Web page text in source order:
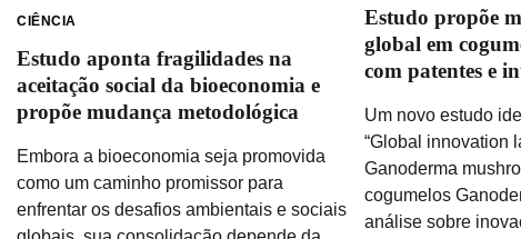
CIÊNCIA
Estudo aponta fragilidades na
aceitação social da bioeconomia e
propõe mudança metodológica
Embora a bioeconomia seja promovida
como um caminho promissor para
enfrentar os desafios ambientais e sociais
Estudo propõe
global em
com patentes e
Um novo estudo
“Global innovation
Ganoderma
cogumelos
análise sobre